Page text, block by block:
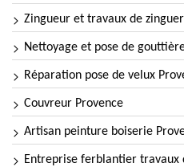
Zingueur et travaux de
Nettoyage et pose de
Réparation pose de velux
Couvreur Provence
Artisan peinture boiserie
Entreprise ferblantier travaux